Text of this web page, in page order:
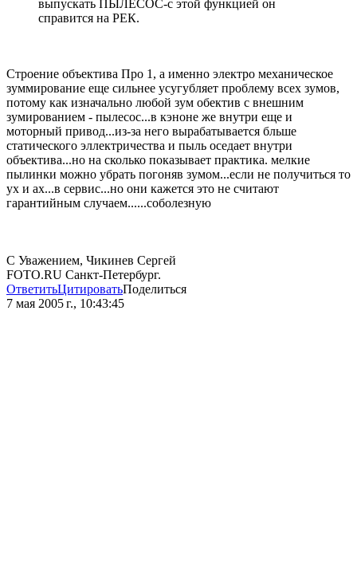
выпускать ПЫЛЕСОС-с этой функцией он
справится на РЕК.
Строение объектива Про 1, а именно электро механическое
зуммирование еще сильнее усугубляет проблему всех зумов,
потому как изначально любой зум обектив с внешним
зумированием - пылесос...в кэноне же внутри еще и
моторный привод...из-за него вырабатывается бльше
статического эллектричества и пыль оседает внутри
объектива...но на сколько показывает практика. мелкие
пылинки можно убрать погоняв зумом...если не получиться то
ух и ах...в сервис...но они кажется это не считают
гарантийным случаем......соболезную
С Уважением, Чикинев Сергей
FOTO.RU Санкт-Петербург.
ОтветитьЦитироватьПоделиться
7 мая 2005 г., 10:43:45